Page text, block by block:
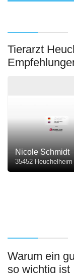
Tierarzt
Nicole Schmidt
35452 Heuchelheim
Warum ein
so wichtig ist